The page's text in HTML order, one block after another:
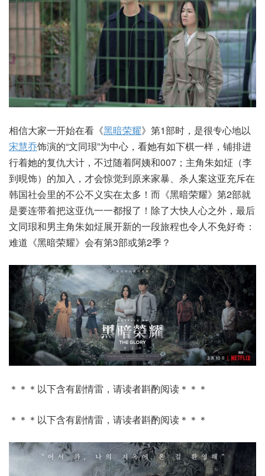
相信大家一开始在看《黑暗荣耀》第1部时，是很专心地以
宋慧乔饰演的“文同珢”为中心，看她有如下棋一样，铺排进
行着她的复仇大计，不过随着阿姨和007；主角朱如炡（李
到晛饰）的加入，才会惊觉到原来家暴、杀人案这亚充斥在
韩国社会里的不公不义实在太多！而《黑暗荣耀》第2部就
是要连带着把这亚仇一一都报了！除了大快人心之外，最后
文同珢和男主角朱如炡展开新的一段旅程也令人不免好奇：
难道《黑暗荣耀》会有第3部或第2季？
＊＊＊以下含有剧情雷，请读者斟酌阅读＊＊＊
＊＊＊以下含有剧情雷，请读者斟酌阅读＊＊＊